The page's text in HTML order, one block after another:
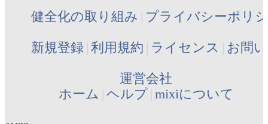
健全化の取り組み プライバシーポリ
新規登録 利用規約 ライセンス お問
運営会社
ホーム ヘルプ mixiについて